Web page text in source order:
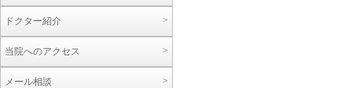
ドクター紹介 >
当院へのアクセス >
メール相談 >